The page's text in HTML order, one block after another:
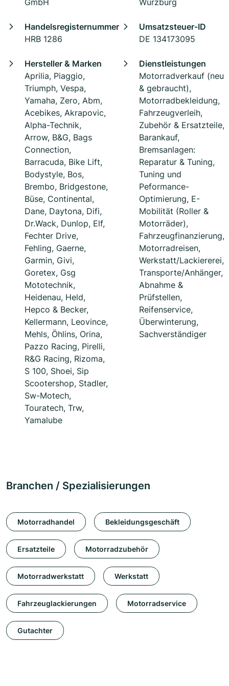
GmbH
Würzburg
Handelsregisternummer
HRB 1286
Umsatzsteuer-ID
DE 134173095
Hersteller & Marken
Aprilia, Piaggio,
Triumph, Vespa,
Yamaha, Zero, Abm,
Acebikes, Akrapovic,
Alpha-Technik,
Arrow, B&G, Bags
Connection,
Barracuda, Bike Lift,
Bodystyle, Bos,
Brembo, Bridgestone,
Büse, Continental,
Dane, Daytona, Difi,
Dr.Wack, Dunlop, Elf,
Fechter Drive,
Fehling, Gaerne,
Garmin, Givi,
Goretex, Gsg
Mototechnik,
Heidenau, Held,
Hepco & Becker,
Kellermann, Leovince,
Mehls, Öhlins, Orina,
Pazzo Racing, Pirelli,
R&G Racing, Rizoma,
S 100, Shoei, Sip
Scootershop, Stadler,
Sw-Motech,
Touratech, Trw,
Yamalube
Dienstleistungen
Motorradverkauf (neu
& gebraucht),
Motorradbekleidung,
Fahrzeugverleih,
Zubehör & Ersatzteile,
Barankauf,
Bremsanlagen:
Reparatur & Tuning,
Tuning und
Peformance-
Optimierung, E-
Mobilität (Roller &
Motorräder),
Fahrzeugfinanzierung,
Motorradreisen,
Werkstatt/Lackiererei,
Transporte/Anhänger,
Abnahme &
Prüfstellen,
Reifenservice,
Überwinterung,
Sachverständiger
Branchen / Spezialisierungen
Motorradhandel Bekleidungsgeschäft
Ersatzteile Motorradzubehör
Motorradwerkstatt Werkstatt
Fahrzeuglackierungen Motorradservice
Gutachter